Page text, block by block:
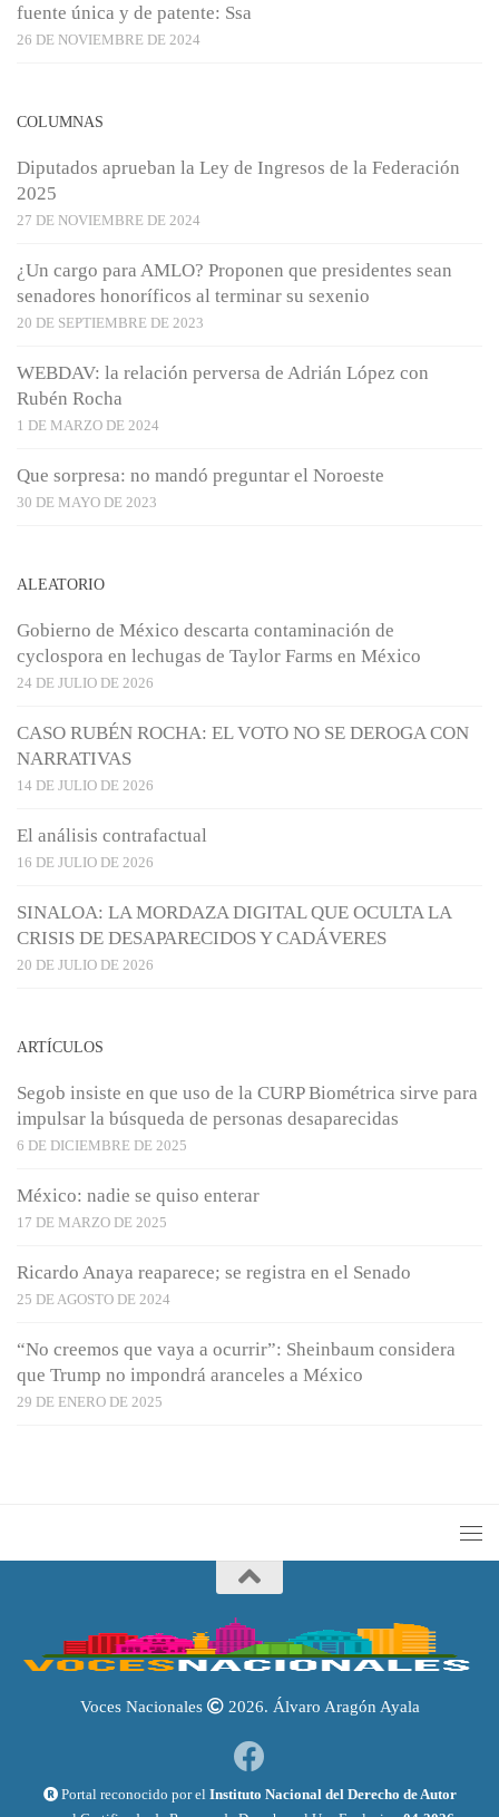
fuente única y de patente: Ssa
26 DE NOVIEMBRE DE 2024
COLUMNAS
Diputados aprueban la Ley de Ingresos de la Federación
2025
27 DE NOVIEMBRE DE 2024
¿Un cargo para AMLO? Proponen que presidentes sean
senadores honoríficos al terminar su sexenio
20 DE SEPTIEMBRE DE 2023
WEBDAV: la relación perversa de Adrián López con
Rubén Rocha
1 DE MARZO DE 2024
Que sorpresa: no mandó preguntar el Noroeste
30 DE MAYO DE 2023
ALEATORIO
Gobierno de México descarta contaminación de
cyclospora en lechugas de Taylor Farms en México
24 DE JULIO DE 2026
CASO RUBÉN ROCHA: EL VOTO NO SE DEROGA CON
NARRATIVAS
14 DE JULIO DE 2026
El análisis contrafactual
16 DE JULIO DE 2026
SINALOA: LA MORDAZA DIGITAL QUE OCULTA LA
CRISIS DE DESAPARECIDOS Y CADÁVERES
20 DE JULIO DE 2026
ARTÍCULOS
Segob insiste en que uso de la CURP Biométrica sirve para
impulsar la búsqueda de personas desaparecidas
6 DE DICIEMBRE DE 2025
México: nadie se quiso enterar
17 DE MARZO DE 2025
Ricardo Anaya reaparece; se registra en el Senado
25 DE AGOSTO DE 2024
“No creemos que vaya a ocurrir”: Sheinbaum considera
que Trump no impondrá aranceles a México
29 DE ENERO DE 2025
Voces Nacionales 2026. Álvaro Aragón Ayala
Portal reconocido por el Instituto Nacional del Derecho de Autor